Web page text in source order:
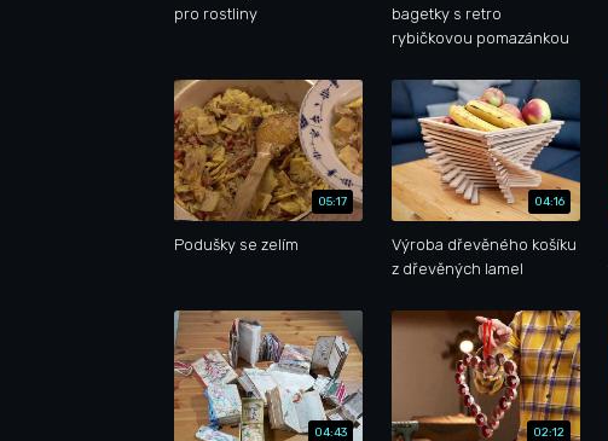
pro rostliny
bagetky s retro
rybičkovou pomazánkou
05:17
Podušky se zelím
04:16
Výroba dřevěného košíku
z dřevěných lamel
04:43 02:12